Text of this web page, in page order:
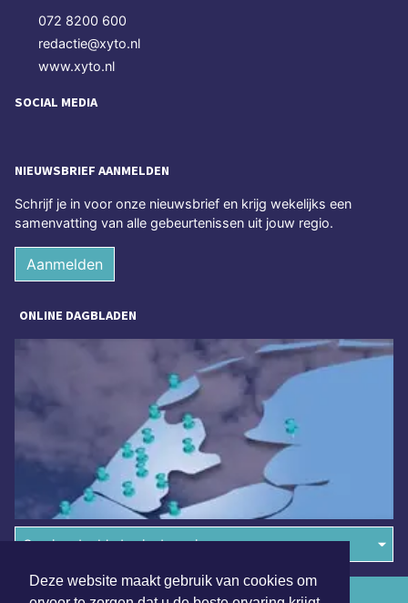
Deze website maakt gebruik van cookies om
072 8200 600
redactie@xyto.nl
www.xyto.nl
SOCIAL MEDIA
NIEUWSBRIEF AANMELDEN
Schrijf je in voor onze nieuwsbrief en krijg wekelijks een
samenvatting van alle gebeurtenissen uit jouw regio.
Aanmelden
ONLINE DAGBLADEN
Overige dagbladen in de regio
Algemene voorwaarden